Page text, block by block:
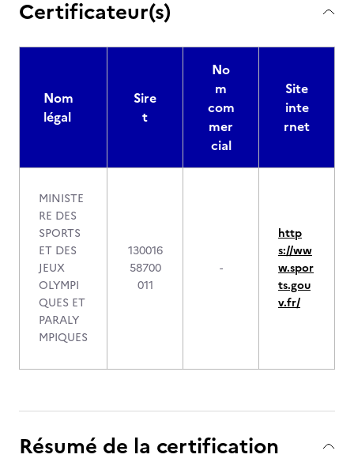
Certificateur(s)
Nom
légal
Sire
t
No
m
com
mer
cial
Site
inte
rnet
MINISTE
RE DES
SPORTS
ET DES
JEUX
OLYMPI
QUES ET
PARALY
MPIQUES
130016
58700
011
-
http
s://ww
w.spor
ts.gou
v.fr/
Résumé de la certification